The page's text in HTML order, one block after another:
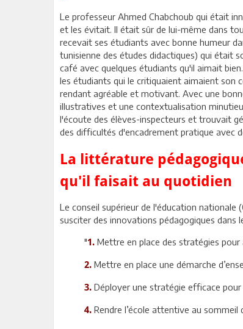
Le professeur Ahmed Chabchoub qui était
et les évitait. Il était sûr de lui-même dans
recevait ses étudiants avec bonne humeur
tunisienne des études didactiques) qui était
café avec quelques étudiants qu'il aimait
les étudiants qui le critiquaient aimaient son
rendant agréable et motivant. Avec une
illustratives et une contextualisation
l'écoute des élèves-inspecteurs et trouvait
des difficultés d'encadrement pratique avec
La littérature
qu'il faisait au quotidien
Le conseil supérieur de l'éducation nationale
susciter des innovations pédagogiques dans
"1. Mettre en place des stratégies
2. Mettre en place une démarche
3. Déployer une stratégie efficace
4. Rendre l’école attentive au sommeil